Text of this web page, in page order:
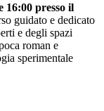
16:00 presso il
guidato e dedicato
e degli spazi
roman e
sperimentale